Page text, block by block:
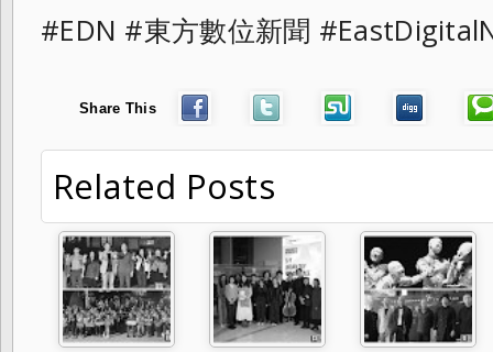
#EDN #東方數位新聞
Share This
Related Posts